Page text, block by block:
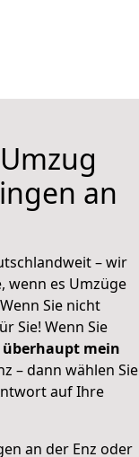
an
– wir
wenn es Umzüge
Sie nicht
Sie! Wenn Sie
mein
– dann wählen Sie
auf Ihre
an der Enz oder